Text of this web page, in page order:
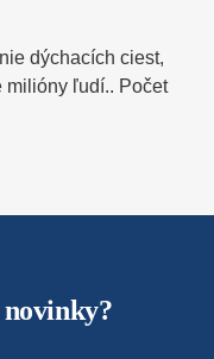
dýchacích ciest,
milióny ľudí.. Počet